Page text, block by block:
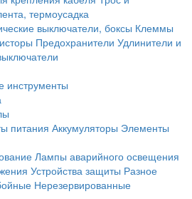
термоусадка
выключатели, боксы Клеммы
Предохранители Удлинители и
инструменты
питания Аккумуляторы Элементы
Лампы аварийного освещения
Устройства защиты Разное
Нерезервированные